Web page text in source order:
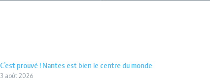
C’est prouvé ! Nantes est bien le centre du monde
3 août 2026